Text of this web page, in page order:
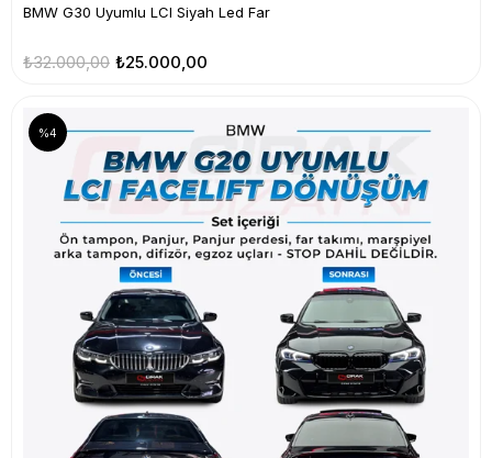
BMW G30 Uyumlu LCI Siyah Led Far
₺25.000,00
₺32.000,00
%4